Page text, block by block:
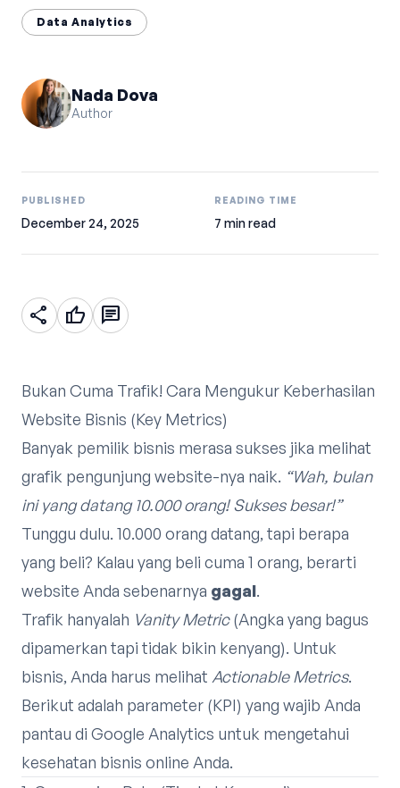
Data Analytics
Nada Dova
Author
PUBLISHED
December 24, 2025
READING TIME
7 min read
share thumb_up chat
Bukan Cuma Trafik! Cara Mengukur Keberhasilan
Website Bisnis (Key Metrics)
Banyak pemilik bisnis merasa sukses jika melihat
grafik pengunjung website-nya naik. “Wah, bulan
ini yang datang 10.000 orang! Sukses besar!”
Tunggu dulu. 10.000 orang datang, tapi berapa
yang beli? Kalau yang beli cuma 1 orang, berarti
website Anda sebenarnya gagal.
Trafik hanyalah Vanity Metric(Angka yang bagus
dipamerkan tapi tidak bikin kenyang). Untuk
bisnis, Anda harus melihat Actionable Metrics.
Berikut adalah parameter (KPI) yang wajib Anda
pantau di Google Analytics untuk mengetahui
kesehatan bisnis online Anda.